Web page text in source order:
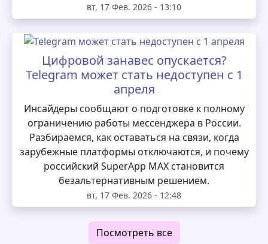
вт, 17 Фев. 2026 - 13:10
Цифровой занавес опускается?
Telegram может стать недоступен с 1
апреля
Инсайдеры сообщают о подготовке к полному
ограничению работы мессенджера в России.
Разбираемся, как оставаться на связи, когда
зарубежные платформы отключаются, и почему
российский SuperApp MAX становится
безальтернативным решением.
вт, 17 Фев. 2026 - 12:48
Посмотреть все